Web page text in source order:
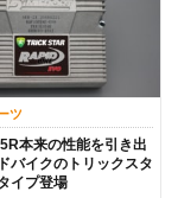
ツ
本来の性能を引き出
バイクのトリックスタ
イプ登場